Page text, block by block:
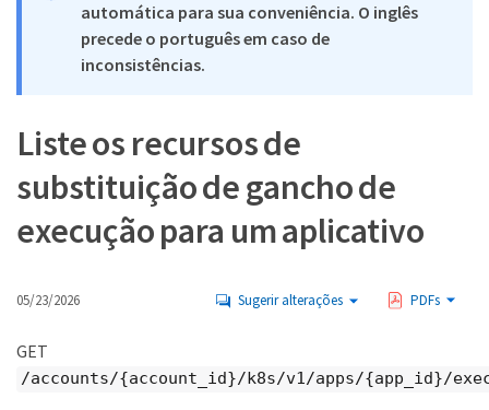
automática para sua conveniência. O inglês
precede o português em caso de
inconsistências.
Liste os recursos de
substituição de gancho de
execução para um aplicativo
05/23/2026 Sugerir alterações PDFs
GET
/accounts/{account_id}/k8s/v1/apps/{app_id}/